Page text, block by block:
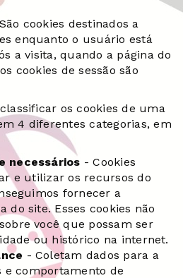
cookies destinados a
enquanto o usuário está
a visita, quando a página do
cookies de sessão são
os cookies de uma
4 diferentes categorias, em
necessários - Cookies
e utilizar os recursos do
fornecer a
site. Esses cookies não
você que possam ser
ou histórico na internet.
- Coletam dados para a
e comportamento de